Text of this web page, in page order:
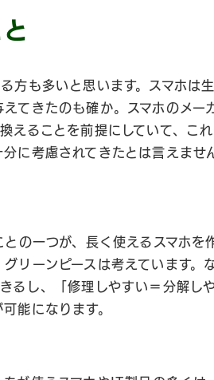
方も多いと思います。スマホは
てきたのも確か。スマホのメー
えることを前提にしていて、こ
に考慮されてきたとは言えませ
の一つが、長く使えるスマホを
リーンピースは考えています。
るし、「修理しやすい＝分解し
能になります。